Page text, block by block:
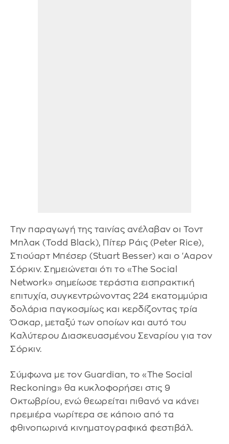
Την παραγωγή της ταινίας ανέλαβαν οι Τοντ
Μπλακ (Todd Black), Πίτερ Ράις (Peter Rice),
Στιούαρτ Μπέσερ (Stuart Besser) και ο 'Ααρον
Σόρκιν. Σημειώνεται ότι το «The Social
Network» σημείωσε τεράστια εισπρακτική
επιτυχία, συγκεντρώνοντας 224 εκατομμύρια
δολάρια παγκοσμίως και κερδίζοντας τρία
Όσκαρ, μεταξύ των οποίων και αυτό του
Καλύτερου Διασκευασμένου Σεναρίου για τον
Σόρκιν.
Σύμφωνα με τον Guardian, το «The Social
Reckoning» θα κυκλοφορήσει στις 9
Οκτωβρίου, ενώ θεωρείται πιθανό να κάνει
πρεμιέρα νωρίτερα σε κάποιο από τα
φθινοπωρινά κινηματογραφικά φεστιβάλ.